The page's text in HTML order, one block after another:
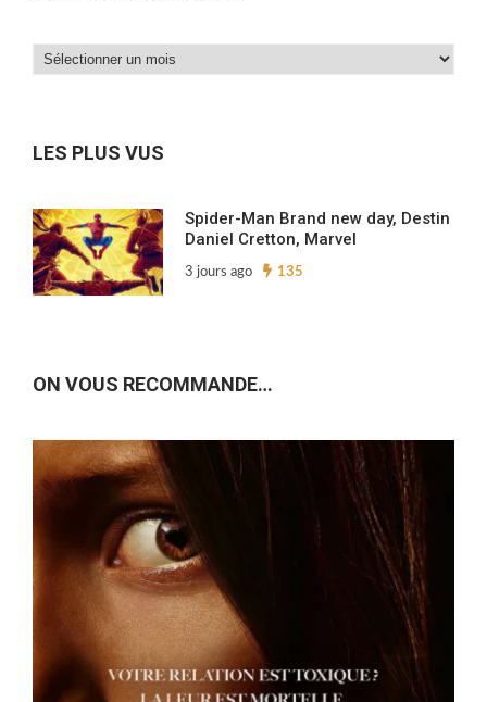
Dans
LES PLUS VUS
Spider-Man Brand new day, Destin
Daniel Cretton, Marvel
3 jours ago 135
ON VOUS RECOMMANDE…